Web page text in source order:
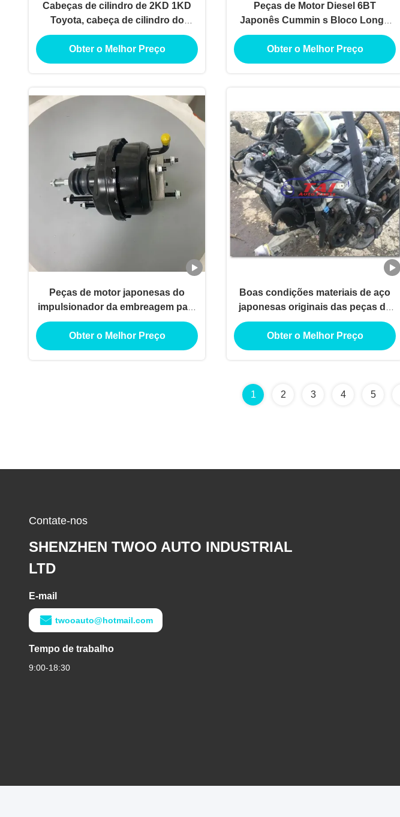
Cabeças de cilindro de 2KD 1KD
Toyota, cabeça de cilindro do
motor de Toyota Hilux 2,5 D4D
(2KD)
Obter o Melhor Preço
Peças de Motor Diesel 6BT
Japonês Cummin s Bloco Longo
Para Caminhão Ônibus Gerador
Obter o Melhor Preço
Peças de motor japonesas do
impulsionador da embreagem para
Nissan Patrol ZD30
Obter o Melhor Preço
Boas condições materiais de aço
japonesas originais das peças de
motor de TOYOTA 1AZFSE
Obter o Melhor Preço
1 2 3 4 5
Contate-nos
SHENZHEN TWOO AUTO INDUSTRIAL
LTD
E-mail
twooauto@hotmail.com
Tempo de trabalho
9:00-18:30